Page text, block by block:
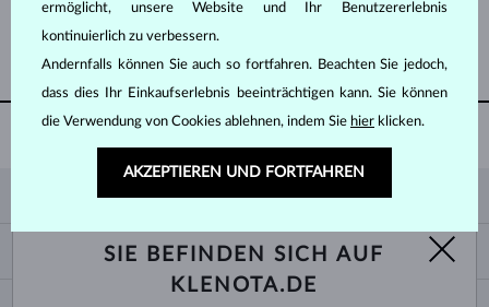
60 TAGE
RÜCKGABERECHT
SHOWROOM
ZAHLUNG UND VERSAND
ermöglicht, unsere Website und Ihr Benutzererlebnis
kontinuierlich zu verbessern.
Andernfalls können Sie auch so fortfahren. Beachten Sie jedoch,
dass dies Ihr Einkaufserlebnis beeinträchtigen kann. Sie können
die Verwendung von Cookies ablehnen, indem Sie hier klicken.
AKZEPTIEREN UND FORTFAHREN
SIE BEFINDEN SICH AUF
KLENOTA.DE